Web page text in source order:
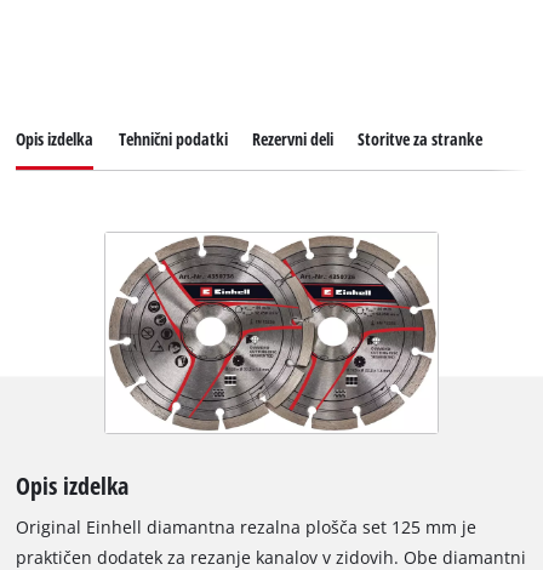
Opis izdelka Tehnični podatki Rezervni deli Storitve za stranke
Opis izdelka
Original Einhell diamantna rezalna plošča set 125 mm je
praktičen dodatek za rezanje kanalov v zidovih. Obe diamantni